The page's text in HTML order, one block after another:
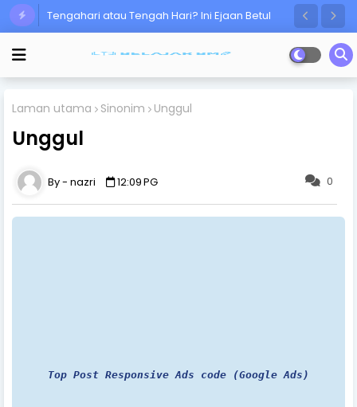
Tengahari atau Tengah Hari? Ini Ejaan Betul
Laman utama Sinonim Unggul
Unggul
0
nazri 12:09 PG
Top Post Responsive Ads code (Google Ads)